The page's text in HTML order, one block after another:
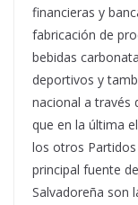
financieras y
fabricación de
bebidas
deportivos y
nacional a través
que en la última
los otros Partidos
principal fuente
Salvadoreña son